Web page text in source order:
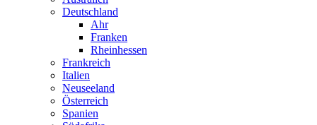
Deutschland
Ahr
Franken
Rheinhessen
Frankreich
Italien
Neuseeland
Österreich
Spanien